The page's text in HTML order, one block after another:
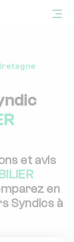
et avis
en
Syndics à